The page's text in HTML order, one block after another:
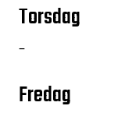
Torsdag
–
Fredag